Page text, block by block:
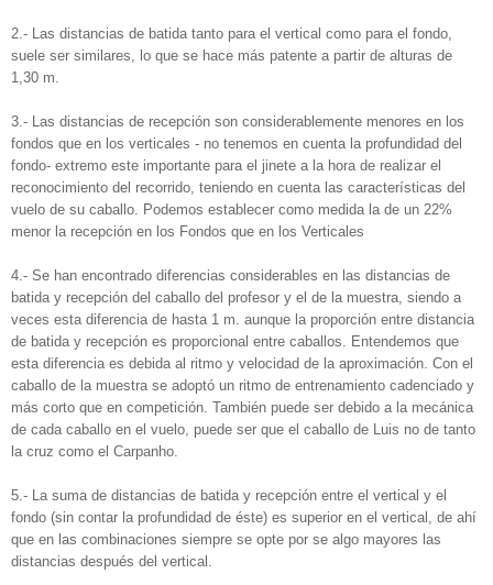
2.‐ Las distancias de batida tanto para el vertical como para el fondo,
suele ser similares, lo que se hace más patente a partir de alturas de
1,30 m.
3.‐ Las distancias de recepción son considerablemente menores en los
fondos que en los verticales ‐ no tenemos en cuenta la profundidad del
fondo‐ extremo este importante para el jinete a la hora de realizar el
reconocimiento del recorrido, teniendo en cuenta las características del
vuelo de su caballo. Podemos establecer como medida la de un 22%
menor la recepción en los Fondos que en los Verticales
4.‐ Se han encontrado diferencias considerables en las distancias de
batida y recepción del caballo del profesor y el de la muestra, siendo a
veces esta diferencia de hasta 1 m. aunque la proporción entre distancia
de batida y recepción es proporcional entre caballos. Entendemos que
esta diferencia es debida al ritmo y velocidad de la aproximación. Con el
caballo de la muestra se adoptó un ritmo de entrenamiento cadenciado y
más corto que en competición. También puede ser debido a la mecánica
de cada caballo en el vuelo, puede ser que el caballo de Luis no de tanto
la cruz como el Carpanho.
5.‐ La suma de distancias de batida y recepción entre el vertical y el
fondo (sin contar la profundidad de éste) es superior en el vertical, de ahí
que en las combinaciones siempre se opte por se algo mayores las
distancias después del vertical.